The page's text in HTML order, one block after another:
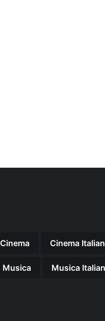
Cinema Cinema
Musica Musica